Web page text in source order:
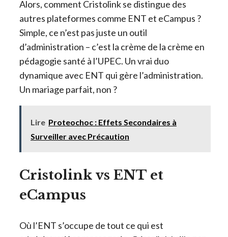
Alors, comment Cristolink se distingue des
autres plateformes comme ENT et eCampus ?
Simple, ce n’est pas juste un outil
d’administration – c’est la crème de la crème en
pédagogie santé à l’UPEC. Un vrai duo
dynamique avec ENT qui gère l’administration.
Un mariage parfait, non ?
Lire Proteochoc : Effets Secondaires à
Surveiller avec Précaution
Cristolink vs ENT et
eCampus
Où l’ENT s’occupe de tout ce qui est